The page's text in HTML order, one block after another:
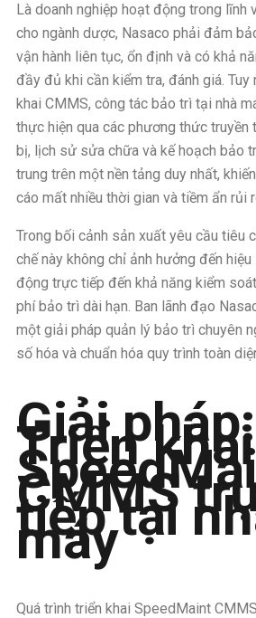
Là doanh nghiệp hoạt động trong lĩnh
cho ngành dược, Nasaco phải đảm
vận hành liên tục, ổn định và có khả
đầy đủ khi cần kiểm tra, đánh giá. Tuy
khai CMMS, công tác bảo trì tại nhà
thực hiện qua các phương thức truyền
bị, lịch sử sửa chữa và kế hoạch bảo
trung trên một nền tảng duy nhất,
cáo mất nhiều thời gian và tiềm ẩn rủi
Trong bối cảnh sản xuất yêu cầu tiêu
chế này không chỉ ảnh hưởng đến
động trực tiếp đến khả năng kiểm
phí bảo trì dài hạn. Ban lãnh đạo
một giải pháp quản lý bảo trì chuyên
số hóa và chuẩn hóa quy trình toàn
Giải pháp:
Triển khai
CMMS
tiếp tại
máy
Quá trình triển khai SpeedMaint